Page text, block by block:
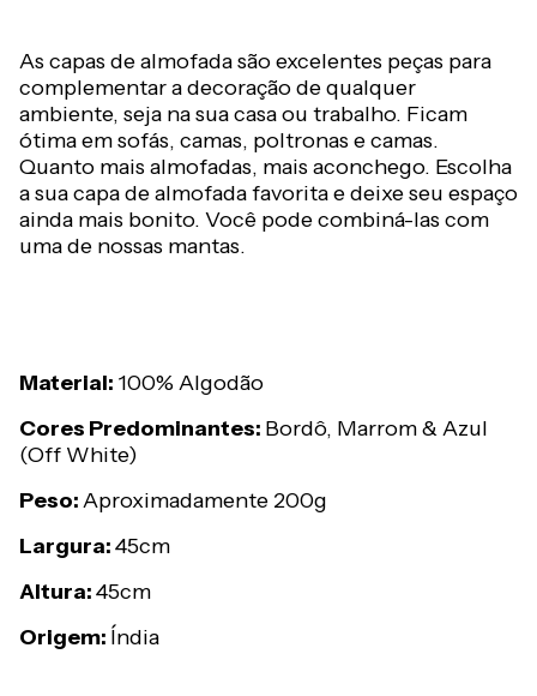
As capas de almofada são excelentes peças para
complementar a decoração de qualquer
ambiente, seja na sua casa ou trabalho. Ficam
ótima em sofás, camas, poltronas e camas.
Quanto mais almofadas, mais aconchego. Escolha
a sua capa de almofada favorita e deixe seu espaço
ainda mais bonito. Você pode combiná-las com
uma de nossas mantas.
Material: 100% Algodão
Cores Predominantes: Bordô, Marrom & Azul
(Off White)
Peso:Aproximadamente 200g
Largura:45cm
Altura:45cm
Origem: Índia